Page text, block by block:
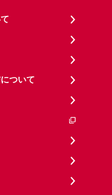
ついて